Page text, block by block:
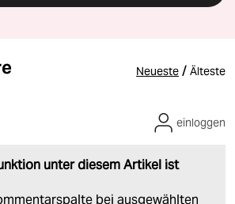
Neueste / Älteste
unter diesem Artikel ist
bei ausgewählten
einloggen